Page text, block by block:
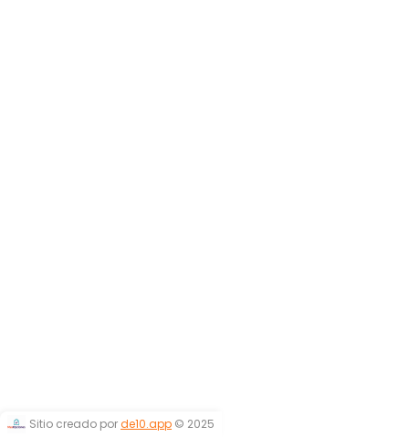
Sitio creado porde10.app © 2025